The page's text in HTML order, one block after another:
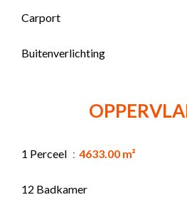
Carport
Buitenverlichting
1 Perceel 4633.00 m²
12 Badkamer